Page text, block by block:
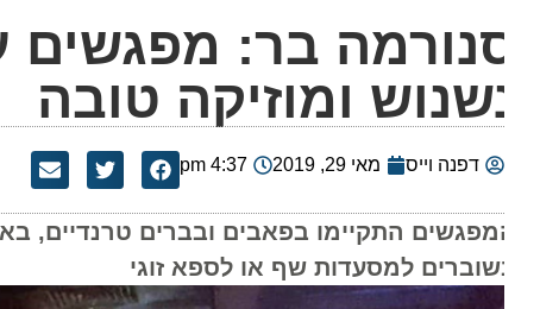
בר: מפגשים
ומוזיקה טובה
דפנה וייס מאי 29, 2019 4:37 pm
למסעדות שף או לספא זוגי